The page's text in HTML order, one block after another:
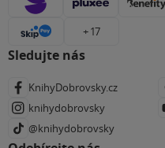
+ 17
Sledujte nás
KnihyDobrovsky.cz
knihydobrovsky
@knihydobrovsky